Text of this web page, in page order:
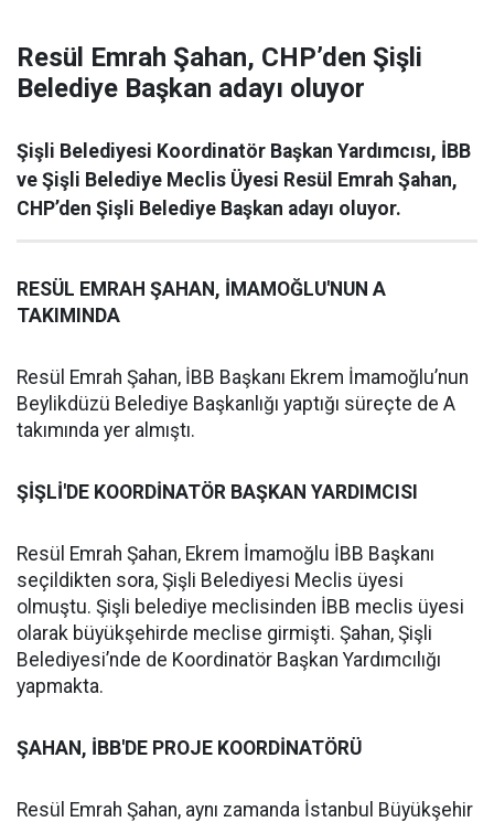
Resül Emrah Şahan, CHP’den Şişli
Belediye Başkan adayı oluyor
Şişli Belediyesi Koordinatör Başkan Yardımcısı, İBB
ve Şişli Belediye Meclis Üyesi Resül Emrah Şahan,
CHP’den Şişli Belediye Başkan adayı oluyor.
RESÜL EMRAH ŞAHAN, İMAMOĞLU'NUN A
TAKIMINDA
Resül Emrah Şahan, İBB Başkanı Ekrem İmamoğlu’nun
Beylikdüzü Belediye Başkanlığı yaptığı süreçte de A
takımında yer almıştı.
ŞİŞLİ'DE KOORDİNATÖR BAŞKAN YARDIMCISI
Resül Emrah Şahan, Ekrem İmamoğlu İBB Başkanı
seçildikten sora, Şişli Belediyesi Meclis üyesi
olmuştu. Şişli belediye meclisinden İBB meclis üyesi
olarak büyükşehirde meclise girmişti. Şahan, Şişli
Belediyesi’nde de Koordinatör Başkan Yardımcılığı
yapmakta.
ŞAHAN, İBB'DE PROJE KOORDİNATÖRÜ
Resül Emrah Şahan, aynı zamanda İstanbul Büyükşehir